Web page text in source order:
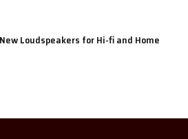
Loudspeakers for Hi-fi and Home